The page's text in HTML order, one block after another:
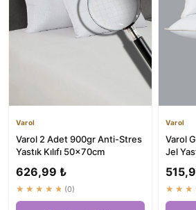
Varol
Varol 2 Adet 900gr Anti-Stres
Yastık Kılıfı 50x70cm
626,99 ₺
★★★★★ (0)
Varol
Varol
Jel